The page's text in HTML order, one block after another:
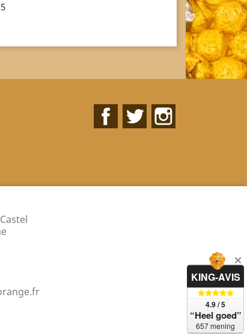
FacebookTwitter
KING-AVIS
4.9 / 5
“Heel goed”
657 mening